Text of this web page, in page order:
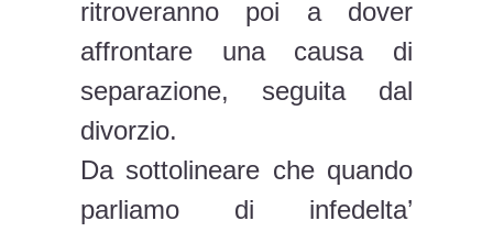
ritroveranno poi a dover
affrontare una causa di
separazione, seguita dal
divorzio.
Da sottolineare che quando
parliamo di infedelta’